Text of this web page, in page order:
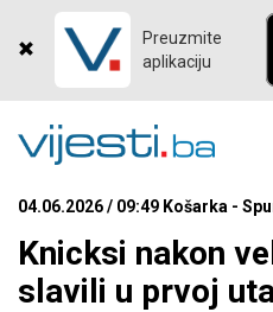
Preuzmite
aplikaciju
04.06.2026 / 09:49 Košarka -
Knicksi nakon
slavili u prvoj